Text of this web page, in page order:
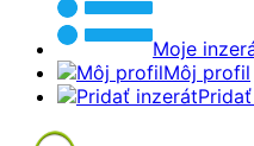
Moje
Môj profil